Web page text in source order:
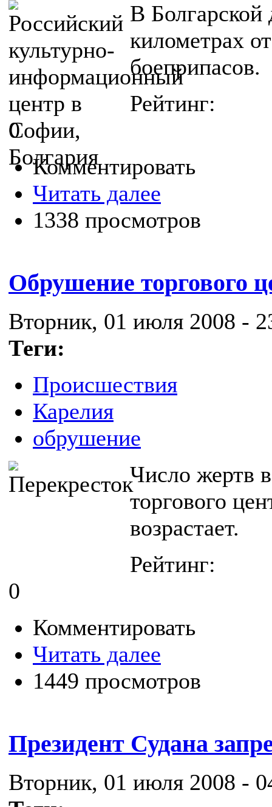
В Болгарской
километрах
боеприпасов.
Рейтинг:
0
Комментировать
Читать далее
1338 просмотров
Обрушение торгового
Вторник, 01 июля 2008 -
Теги:
Происшествия
Карелия
обрушение
Число жертв
торгового
возрастает.
Рейтинг:
0
Комментировать
Читать далее
1449 просмотров
Президент Судана
Вторник, 01 июля 2008 -